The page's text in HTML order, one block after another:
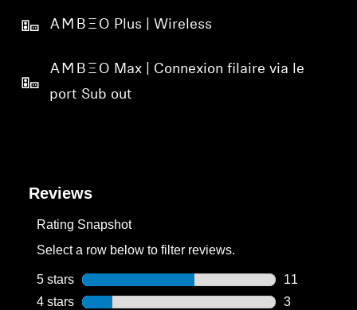
-AMBEO- Plus | Wireless
-AMBEO- Max | Connexion filaire via le
port Sub out
Reviews
Rating Snapshot
Select a row below to filter reviews.
5 stars stars
11
11 reviews
4 stars stars
3